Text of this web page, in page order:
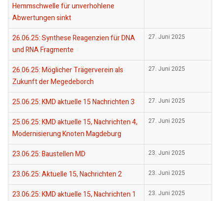
Hemmschwelle für unverhohlene
Abwertungen sinkt
26.06.25: Synthese Reagenzien für DNA
und RNA Fragmente
27. Juni 2025
26.06.25: Möglicher Trägerverein als
Zukunft der Megedeborch
27. Juni 2025
25.06.25: KMD aktuelle 15 Nachrichten 3 27. Juni 2025
25.06.25: KMD aktuelle 15, Nachrichten 4,
Modernisierung Knoten Magdeburg
27. Juni 2025
23.06.25: Baustellen MD 23. Juni 2025
23.06.25: Aktuelle 15, Nachrichten 2 23. Juni 2025
23.06.25: KMD aktuelle 15, Nachrichten 1 23. Juni 2025